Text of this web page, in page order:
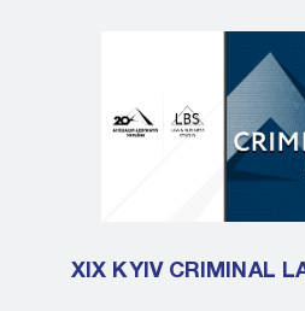
XIX KYIV CRIMINAL